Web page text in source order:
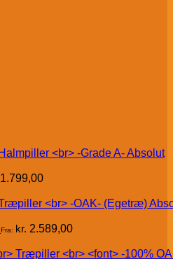
Absolut
1.799,00
Fra: kr. 2.589,00